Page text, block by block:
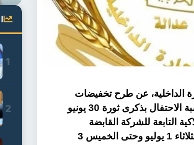
الداخلية، عن طرح تخفيضات
بنسبة 10% على عدد من السلع الأساسية، بمناسبة الاحتفال بذكرى ثورة 30 يونيو
التابعة للشركة القابضة
للصناعات الغذائية، ولمدة ثلاثة أيام، اعتبارًا من الثلاثاء 1 يوليو وحتى الخميس 3
1
2